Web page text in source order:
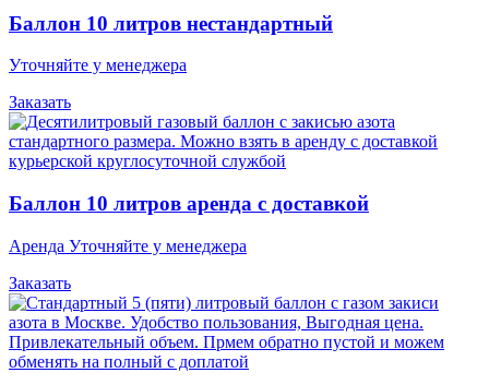
Баллон 10 литров нестандартный
Уточняйте у менеджера
Заказать
Баллон 10 литров аренда с доставкой
Аренда Уточняйте у менеджера
Заказать